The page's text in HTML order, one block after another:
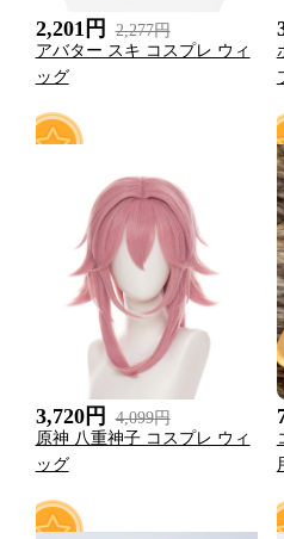
2,201円
2,277円
アバター スキ コスプレ ウィ
ッグ
3,720円
4,099円
原神 八重神子 コスプレ ウィ
ッグ